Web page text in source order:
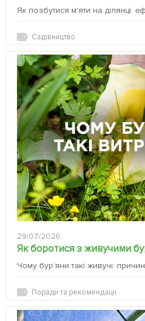
Як позбутися м'яти на ділянці:
Садівництво
29/07/2026
Як боротися з живучими
Чому бур’яни такі живучі:
Поради та рекомендації